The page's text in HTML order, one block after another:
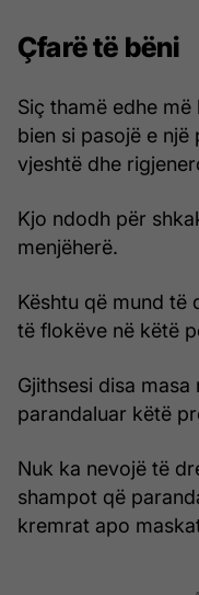
Çfarë të bëni
Siç thamë edhe
bien si pasojë e
vjeshtë dhe
Kjo ndodh për
menjëherë.
Kështu që mund të
të flokëve në këtë
Gjithsesi disa masa
parandaluar këtë
Nuk ka nevojë të
shampot që
kremrat apo